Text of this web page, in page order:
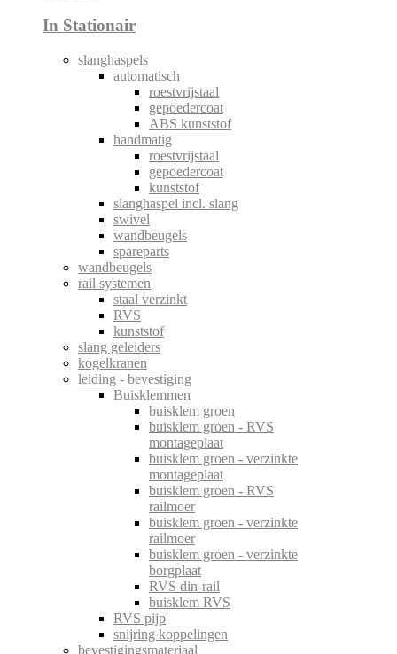
In Stationair
slanghaspels
automatisch
roestvrijstaal
gepoedercoat
ABS kunststof
handmatig
roestvrijstaal
gepoedercoat
kunststof
slanghaspel incl. slang
swivel
wandbeugels
spareparts
wandbeugels
rail systemen
staal verzinkt
RVS
kunststof
slang geleiders
kogelkranen
leiding - bevestiging
Buisklemmen
buisklem groen
buisklem groen - RVS
montageplaat
buisklem groen - verzinkte
montageplaat
buisklem groen - RVS
railmoer
buisklem groen - verzinkte
railmoer
buisklem groen - verzinkte
borgplaat
RVS din-rail
buisklem RVS
RVS pijp
snijring koppelingen
bevestigingsmateriaal